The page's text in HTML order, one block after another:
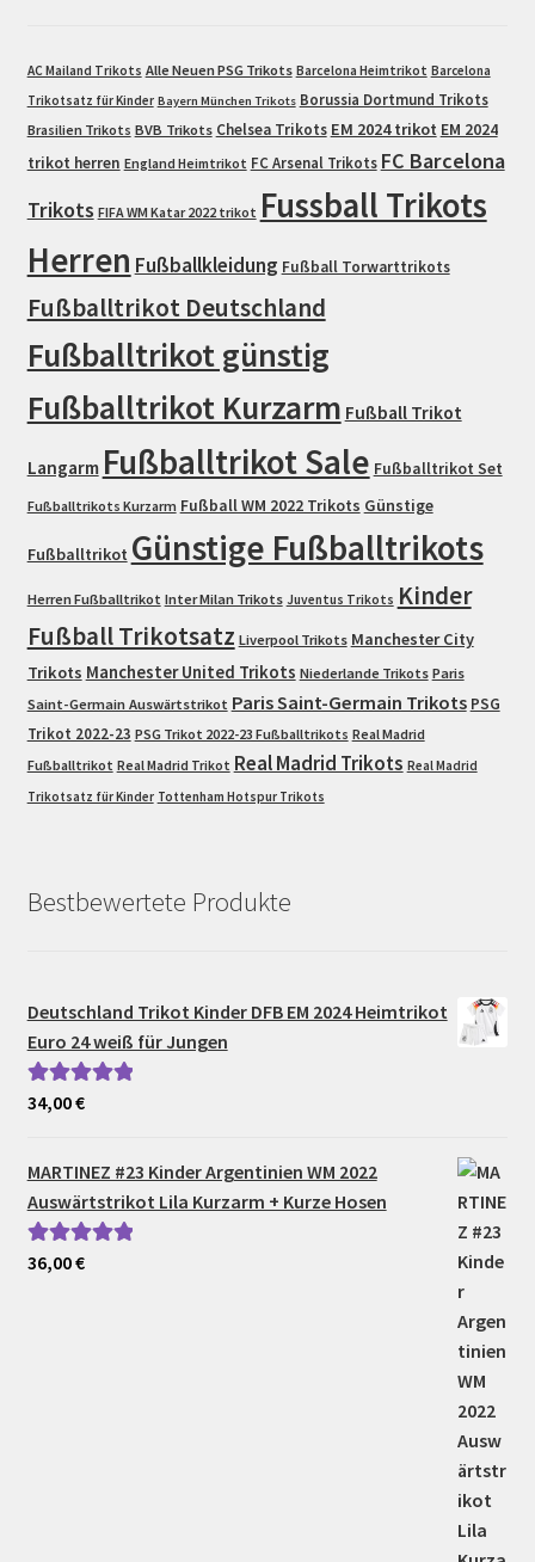
AC Mailand Trikots Alle Neuen PSG Trikots Barcelona Heimtrikot Barcelona
Trikotsatz für Kinder Bayern München Trikots Borussia Dortmund Trikots
Brasilien Trikots BVB Trikots Chelsea Trikots EM 2024 trikot EM 2024
trikot herren England Heimtrikot FC Arsenal Trikots FC Barcelona
Trikots FIFA WM Katar 2022 trikot Fussball Trikots
Herren Fußballkleidung Fußball Torwarttrikots
Fußballtrikot Deutschland
Fußballtrikot günstig
Fußballtrikot Kurzarm Fußball Trikot
Langarm Fußballtrikot Sale Fußballtrikot Set
Fußballtrikots Kurzarm Fußball WM 2022 Trikots Günstige
Fußballtrikot Günstige Fußballtrikots
Herren Fußballtrikot Inter Milan Trikots Juventus Trikots Kinder
Fußball Trikotsatz Liverpool Trikots Manchester City
Trikots Manchester United Trikots Niederlande Trikots Paris
Saint-Germain Auswärtstrikot Paris Saint-Germain Trikots PSG
Trikot 2022-23 PSG Trikot 2022-23 Fußballtrikots Real Madrid
Fußballtrikot Real Madrid Trikot Real Madrid Trikots Real Madrid
Trikotsatz für Kinder Tottenham Hotspur Trikots
Bestbewertete Produkte
Deutschland Trikot Kinder DFB EM 2024 Heimtrikot
Euro 24 weiß für Jungen
Bewertet mit
34,00€
MARTINEZ #23 Kinder Argentinien WM 2022
Auswärtstrikot Lila Kurzarm + Kurze Hosen
Bewertet mit
36,00€